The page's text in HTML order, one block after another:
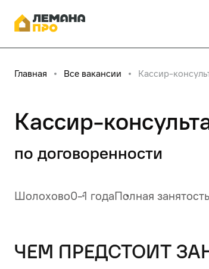
Главная Все вакансии Кассир-
Кассир-
по договоренности
Шолохово0-1 годаПолная занятость
чем предстоит